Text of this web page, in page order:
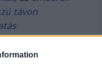
távon